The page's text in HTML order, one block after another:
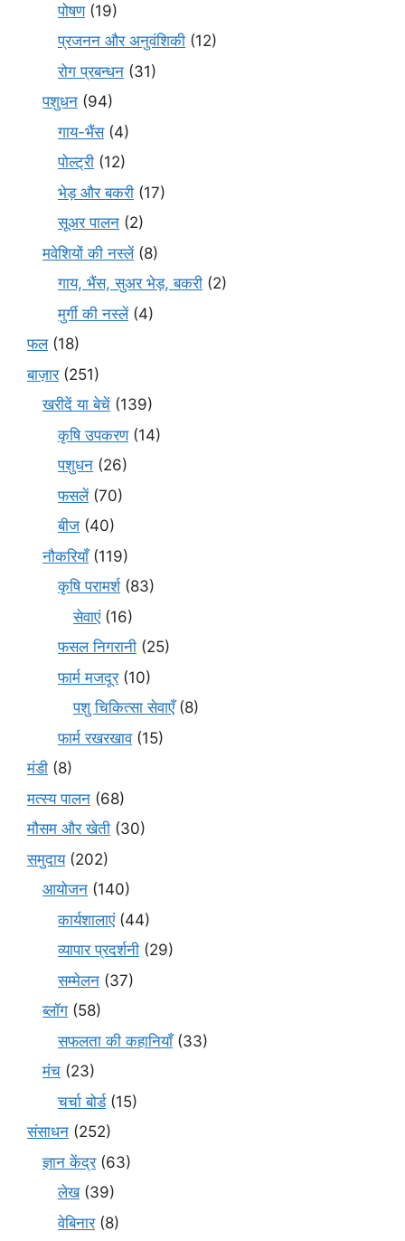
पोषण(19)
प्रजनन और अनुवंशिकी (12)
रोग प्रबन्धन (31)
पशुधन (94)
गाय-भैंस(4)
पोल्ट्री (12)
भेड़ और बकरी (17)
सूअर पालन (2)
मवेशियों की नस्लें(8)
गाय, भैंस, सुअर भेड़, बकरी (2)
मुर्गी की नस्लें(4)
फल(18)
बाज़ार(251)
खरीदें या बेचें (139)
कृषि उपकरण(14)
पशुधन (26)
फसलें(70)
बीज (40)
नौकरियाँ(119)
कृषि परामर्श(83)
सेवाएं(16)
फसल निगरानी (25)
फार्म मजदूर(10)
पशु चिकित्सा सेवाएँ(8)
फार्म रखरखाव(15)
मंडी (8)
मत्स्य पालन (68)
मौसम और खेती (30)
समुदाय(202)
आयोजन (140)
कार्यशालाएं(44)
व्यापार प्रदर्शनी (29)
सम्मेलन (37)
ब्लॉग (58)
सफलता की कहानियाँ(33)
मंच (23)
चर्चा बोर्ड(15)
संसाधन (252)
ज्ञान केंद्र(63)
लेख(39)
वेबिनार(8)